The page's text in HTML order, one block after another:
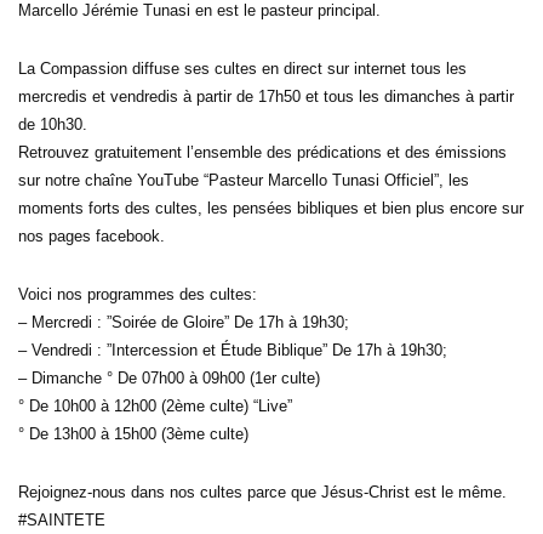
Marcello Jérémie Tunasi en est le pasteur principal.
La Compassion diffuse ses cultes en direct sur internet tous les
mercredis et vendredis à partir de 17h50 et tous les dimanches à partir
de 10h30.
Retrouvez gratuitement l’ensemble des prédications et des émissions
sur notre chaîne YouTube “Pasteur Marcello Tunasi Officiel”, les
moments forts des cultes, les pensées bibliques et bien plus encore sur
nos pages facebook.
Voici nos programmes des cultes:
– Mercredi : ”Soirée de Gloire” De 17h à 19h30;
– Vendredi : ”Intercession et Étude Biblique” De 17h à 19h30;
– Dimanche ° De 07h00 à 09h00 (1er culte)
° De 10h00 à 12h00 (2ème culte) “Live”
° De 13h00 à 15h00 (3ème culte)
Rejoignez-nous dans nos cultes parce que Jésus-Christ est le même.
#SAINTETE